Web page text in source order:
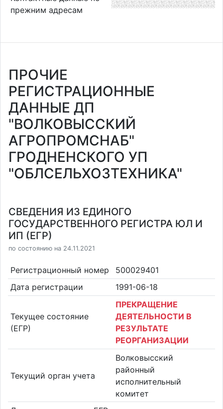
прежним адресам
ПРОЧИЕ
РЕГИСТРАЦИОННЫЕ
ДАННЫЕ ДП
"ВОЛКОВЫССКИЙ
АГРОПРОМСНАБ"
ГРОДНЕНСКОГО УП
"ОБЛСЕЛЬХОЗТЕХНИКА"
СВЕДЕНИЯ ИЗ ЕДИНОГО
ГОСУДАРСТВЕННОГО РЕГИСТРА ЮЛ И
ИП (ЕГР)
по состоянию на 24.11.2021
Регистрационный номер
500029401
Дата регистрации
1991-06-18
Текущее состояние
(ЕГР)
ПРЕКРАЩЕНИЕ
ДЕЯТЕЛЬНОСТИ В
РЕЗУЛЬТАТЕ
РЕОРГАНИЗАЦИИ
Текущий орган учета
Волковысский
районный
исполнительный
комитет